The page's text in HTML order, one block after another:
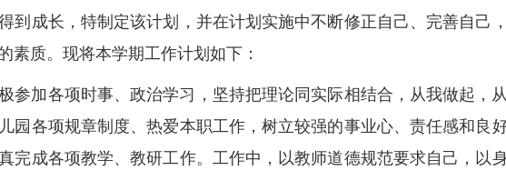
到成长，特制定该计划，并在计划实施中不断修正自己、完善自己，
素质。现将本学期工作计划如下：
参加各项时事、政治学习，坚持把理论同实际相结合，从我做起，从
园各项规章制度、热爱本职工作，树立较强的事业心、责任感和良
完成各项教学、教研工作。工作中，以教师道德规范要求自己，以